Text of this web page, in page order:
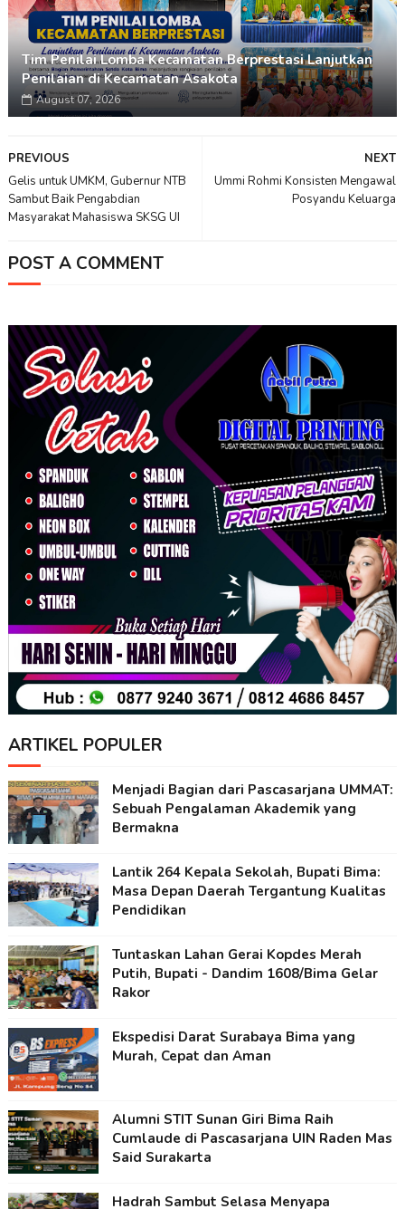
Tim Penilai Lomba Kecamatan Berprestasi Lanjutkan
Penilaian di Kecamatan Asakota
August 07, 2026
NEXT
Ummi Rohmi Konsisten Mengawal
Posyandu Keluarga
PREVIOUS
Gelis untuk UMKM, Gubernur NTB
Sambut Baik Pengabdian
Masyarakat Mahasiswa SKSG UI
POST A COMMENT
ARTIKEL POPULER
Menjadi Bagian dari Pascasarjana UMMAT:
Sebuah Pengalaman Akademik yang
Bermakna
Lantik 264 Kepala Sekolah, Bupati Bima:
Masa Depan Daerah Tergantung Kualitas
Pendidikan
Tuntaskan Lahan Gerai Kopdes Merah
Putih, Bupati - Dandim 1608/Bima Gelar
Rakor
Ekspedisi Darat Surabaya Bima yang
Murah, Cepat dan Aman
Alumni STIT Sunan Giri Bima Raih
Cumlaude di Pascasarjana UIN Raden Mas
Said Surakarta
Hadrah Sambut Selasa Menyapa